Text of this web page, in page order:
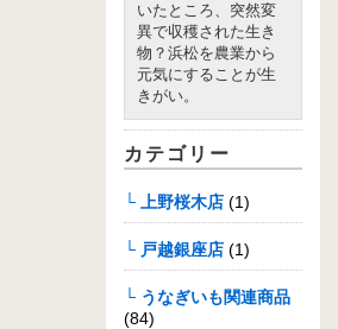
いたところ、突然変
異で収穫された生き
物？浜松を農業から
元気にすることが生
きがい。
カテゴリー
└ 上野桜木店 (1)
└ 戸越銀座店 (1)
└ うなぎいも関連商品
(84)